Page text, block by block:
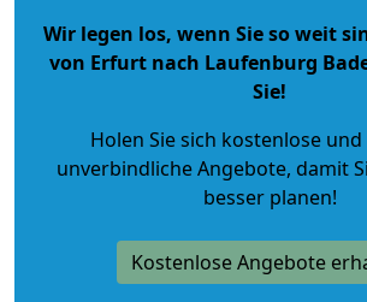
Wir legen los, wenn Sie so weit
von Erfurt nach Laufenburg
Sie!
Holen Sie sich kostenlose
unverbindliche Angebote, damit
besser planen!
Kostenlose Angebote